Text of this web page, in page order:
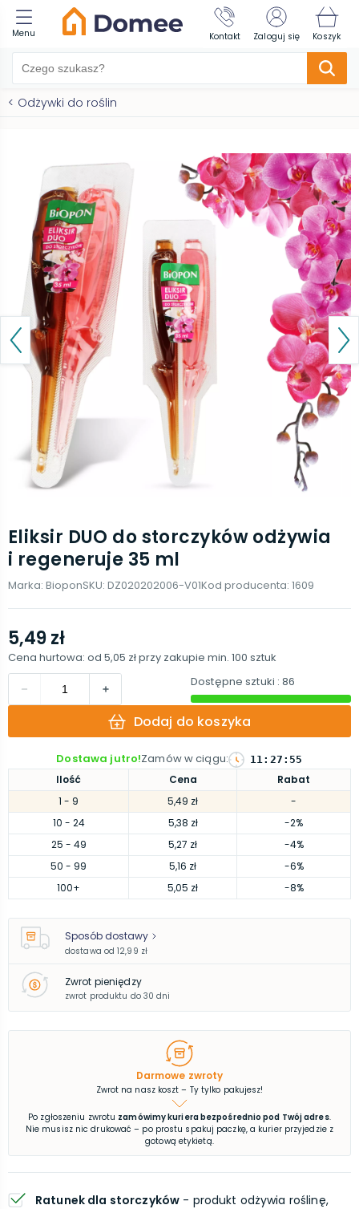
Menu Kontakt Zaloguj się Koszyk
< Odżywki do roślin
Eliksir DUO do storczyków odżywia
i regeneruje 35 ml
Marka: BioponSKU: DZ020202006-V01Kod producenta: 1609
Ilość Cena
Rabat
1 - 9 5,49 zł
-
10 - 24 5,38 zł
-2%
25 - 49 5,27 zł
-4%
50 - 99 5,16 zł
-6%
100+ 5,05 zł -8%
5,49 zł
Cena hurtowa: od 5,05 złprzy zakupie min. 100 sztuk
Dostępne sztuki : 86
Dodaj do koszyka
Dostawa jutro!Zamów w ciągu: 11: 27 : 55
Sposób dostawy
dostawa od 12,99 zł
Zwrot pieniędzy
zwrot produktu do 30 dni
Darmowe zwroty
Zwrot na nasz koszt – Ty tylko pakujesz!
Po zgłoszeniu zwrotu zamówimy kuriera bezpośrednio pod Twój adres.
Nie musisz nic drukować – po prostu spakuj paczkę, a kurier przyjedzie z
gotową etykietą.
Ratunek dla storczyków - produkt odżywia roślinę,